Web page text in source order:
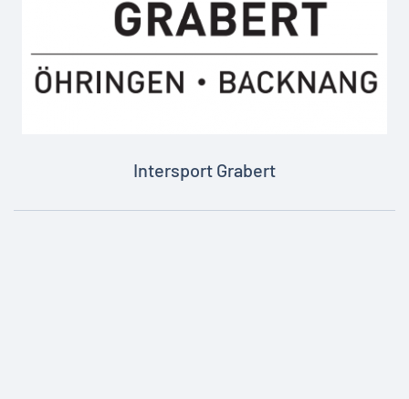
Intersport Grabert